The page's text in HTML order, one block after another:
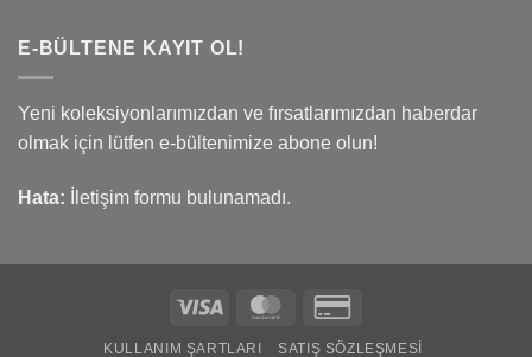
E-BÜLTENE KAYIT OL!
Yeni koleksiyonlarımızdan ve fırsatlarımızdan haberdar
olmak için lütfen e-bültenimize abone olun!
Hata: İletişim formu bulunamadı.
Visa MasterCard
KULLANIM ŞARTLARI SATIŞ SÖZLEŞMESI